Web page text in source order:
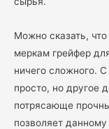
Можно сказать,
меркам грейфер
ничего сложного.
просто, но другое
потрясающе
позволяет